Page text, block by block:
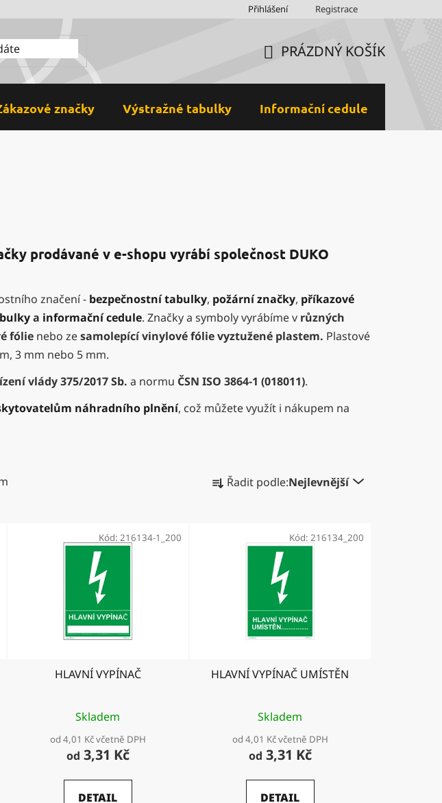
Ochrana osobních údajů a GDPR
Přihlášení Registrace
KOŠÍK
PRÁZDNÝ KOŠÍK
značky Výstražné tabulky Informační cedule
prodávané v e-shopu vyrábí společnost DUKO
značení - bezpečnostní tabulky, požární značky, příkazové
a informační cedule. Značky a symboly vyrábíme v různých
fólie nebo zesamolepící vinylové fólie vyztužené plastem. Plastové
3 mm nebo 5 mm.
vlády 375/2017 Sb. a normu ČSN ISO 3864-1 (018011).
náhradního plnění, což můžete využít i nákupem na
a
k
t
Řadit podle:Nejlevnější
HLAVNÍ VYPÍNAČ
Skladem
od 4,01 Kč včetně DPH
od 3,31 Kč
DETAIL
Kód: 216134-1_200
HLAVNÍ VYPÍNAČ UMÍSTĚN
Skladem
od 4,01 Kč včetně DPH
od 3,31 Kč
DETAIL
Kód: 216134_200